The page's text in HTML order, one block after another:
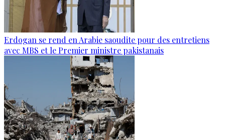
Erdogan se rend en Arabie saoudite pour des entretiens
avec MBS et le Premier ministre pakistanais